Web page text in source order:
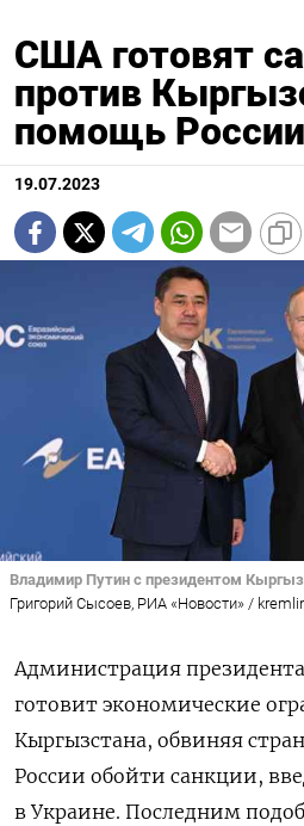
США готовят
против
помощь России
19.07.2023
Владимир Путин с президентом
Григорий Сысоев, РИА «Новости» /
Администрация
готовит экономические
Кыргызстана, обвиняя
России обойти санкции,
в Украине. Последним